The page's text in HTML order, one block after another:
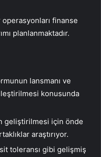
finanse
planlanmaktadır.
lansmanı ve
konusunda
geliştirilmesi için önde
araştırıyor.
toleransı gibi gelişmiş